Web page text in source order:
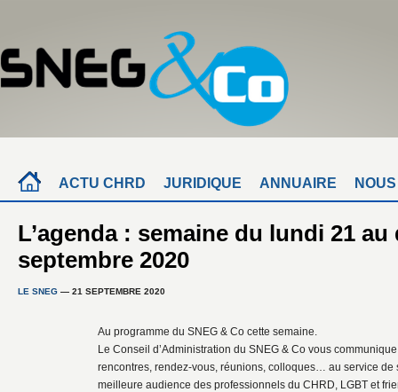
ACTU CHRD JURIDIQUE ANNUAIRE
L’agenda : semaine du lundi 21 au
septembre 2020
LE SNEG — 21 SEPTEMBRE 2020
Au programme du SNEG & Co cette semaine.
Le Conseil d’Administration du SNEG & Co vous
rencontres, rendez-vous, réunions, colloques… au service de
meilleure audience des professionnels du CHRD, LGBT et